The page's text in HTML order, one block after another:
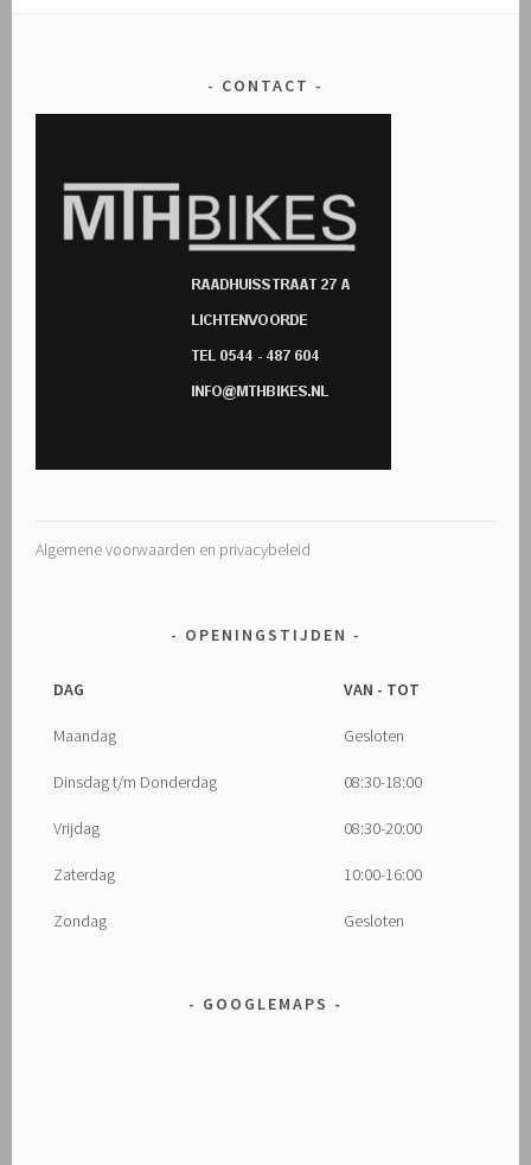
CONTACT
Algemene voorwaarden en privacybeleid
OPENINGSTIJDEN
DAG VAN - TOT
Maandag Gesloten
Dinsdag t/m Donderdag 08:30-18:00
Vrijdag 08:30-20:00
Zaterdag 10:00-16:00
Zondag Gesloten
GOOGLEMAPS